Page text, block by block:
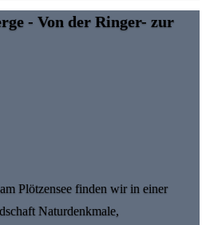
- Von der Ringer- zur
Plötzensee finden wir in einer
Naturdenkmale,